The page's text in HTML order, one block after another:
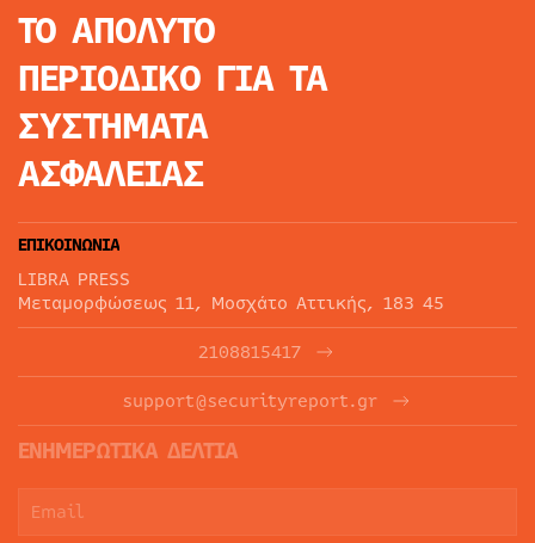
ΤΟ ΑΠΟΛΥΤΟ
ΠΕΡΙΟΔΙΚΟ ΓΙΑ ΤΑ
ΣΥΣΤΗΜΑΤΑ
ΑΣΦΑΛΕΙΑΣ
ΕΠΙΚΟΙΝΩΝΙΑ
LIBRA PRESS
Μεταμορφώσεως 11, Μοσχάτο Αττικής, 183 45
2108815417
support@securityreport.gr
ΕΝΗΜΕΡΩΤΙΚΑ ΔΕΛΤΙΑ